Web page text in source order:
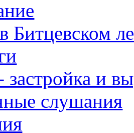
Битцевском
и
слушания